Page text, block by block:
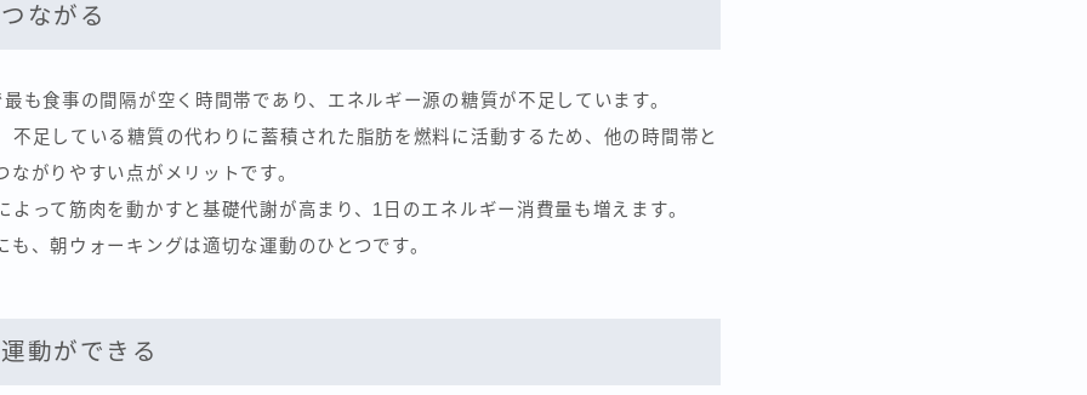
ながる
も食事の間隔が空く時間帯であり、エネルギー源の糖質が不足しています。
不足している糖質の代わりに蓄積された脂肪を燃料に活動するため、他の時間帯と
ながりやすい点がメリットです。
よって筋肉を動かすと基礎代謝が高まり、1日のエネルギー消費量も増えます。
も、朝ウォーキングは適切な運動のひとつです。
動ができる